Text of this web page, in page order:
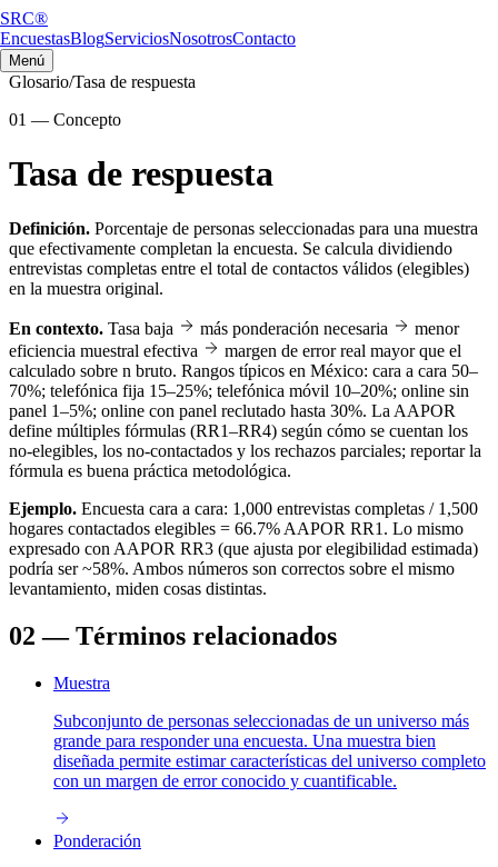
SRC®
EncuestasBlogServiciosNosotrosContacto
Menú
Glosario/Tasa de respuesta
01 — Concepto
Tasa de respuesta
Definición. Porcentaje de personas seleccionadas para una muestra
que efectivamente completan la encuesta. Se calcula dividiendo
entrevistas completas entre el total de contactos válidos (elegibles)
en la muestra original.
En contexto. Tasa baja más ponderación necesaria
menor
eficiencia muestral efectiva
margen de error real mayor que el
calculado sobre n bruto. Rangos típicos en México: cara a cara 50–
70%; telefónica fija 15–25%; telefónica móvil 10–20%; online sin
panel 1–5%; online con panel reclutado hasta 30%. La AAPOR
define múltiples fórmulas (RR1–RR4) según cómo se cuentan los
no-elegibles, los no-contactados y los rechazos parciales; reportar la
fórmula es buena práctica metodológica.
Ejemplo. Encuesta cara a cara: 1,000 entrevistas completas / 1,500
hogares contactados elegibles = 66.7% AAPOR RR1. Lo mismo
expresado con AAPOR RR3 (que ajusta por elegibilidad estimada)
podría ser ~58%. Ambos números son correctos sobre el mismo
levantamiento, miden cosas distintas.
02 — Términos relacionados
Muestra
Subconjunto de personas seleccionadas de un universo más
grande para responder una encuesta. Una muestra bien
diseñada permite estimar características del universo completo
con un margen de error conocido y cuantificable.
Ponderación